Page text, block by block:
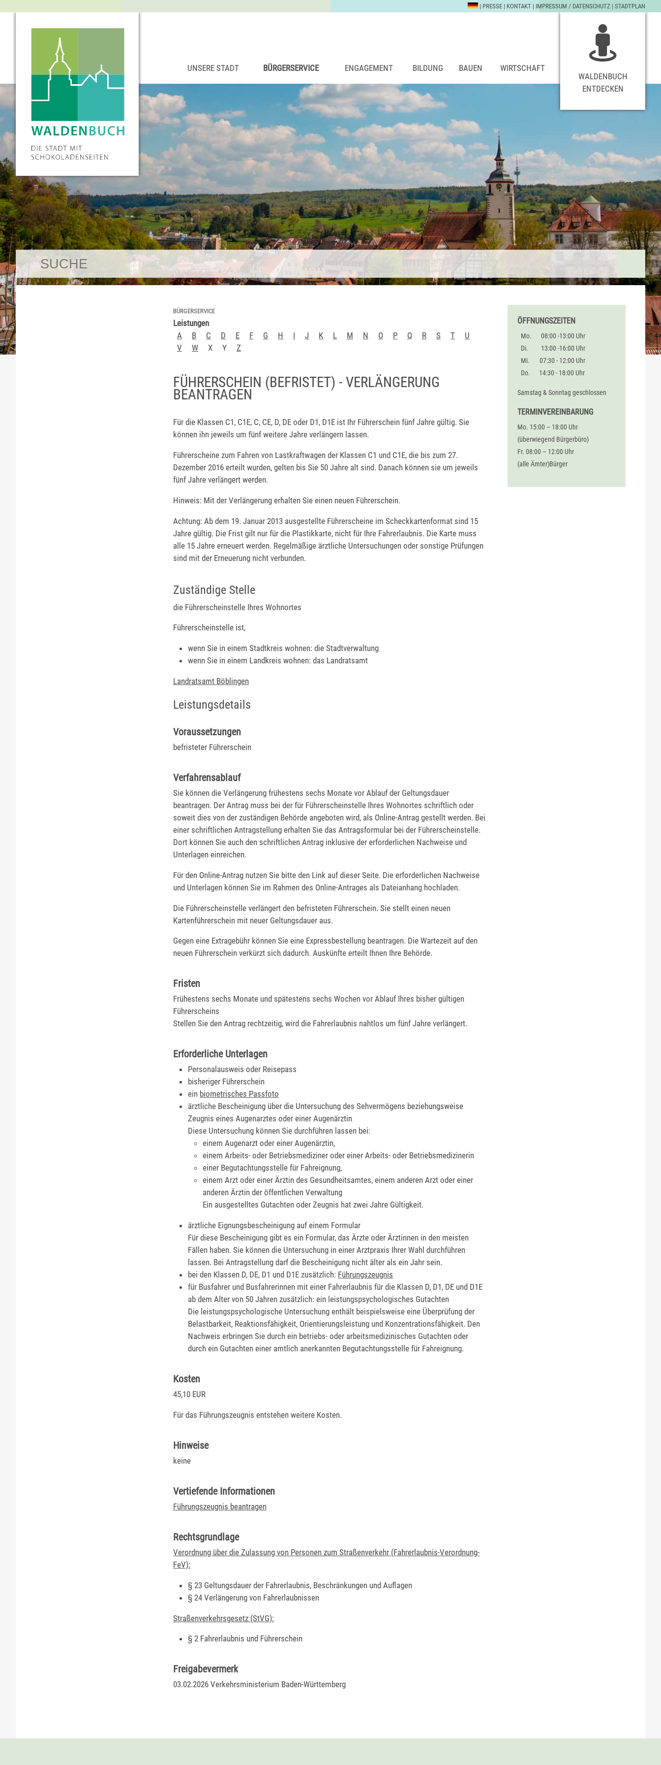
| PRESSE | KONTAKT | IMPRESSUM / DATENSCHUTZ | STADTPLAN
UNSERE STADT BÜRGERSERVICE ENGAGEMENT BILDUNG BAUEN
WIRTSCHAFT
WALDENBUCH
ENTDECKEN
BÜRGERSERVICE
Leistungen
A
B C D E F G H I J K L M N O P Q R S T
U
V
W X Y Z
FÜHRERSCHEIN (BEFRISTET) - VERLÄNGERUNG
BEANTRAGEN
Für die Klassen C1, C1E, C, CE, D, DE oder D1, D1E ist Ihr Führerschein fünf Jahre gültig. Sie
können ihn jeweils um fünf weitere Jahre verlängern lassen.
Führerscheine zum Fahren von Lastkraftwagen der Klassen C1 und C1E, die bis zum 27.
Dezember 2016 erteilt wurden, gelten bis Sie 50 Jahre alt sind. Danach können sie um jeweils
fünf Jahre verlängert werden.
Hinweis: Mit der Verlängerung erhalten Sie einen neuen Führerschein.
Achtung: Ab dem 19. Januar 2013 ausgestellte Führerscheine im Scheckkartenformat sind 15
Jahre gültig. Die Frist gilt nur für die Plastikkarte, nicht für Ihre Fahrerlaubnis. Die Karte muss
alle 15 Jahre erneuert werden. Regelmäßige ärztliche Untersuchungen oder sonstige Prüfungen
sind mit der Erneuerung nicht verbunden.
Zuständige Stelle
die Führerscheinstelle Ihres Wohnortes
Führerscheinstelle ist,
wenn Sie in einem Stadtkreis wohnen: die Stadtverwaltung
wenn Sie in einem Landkreis wohnen: das Landratsamt
Landratsamt Böblingen
Leistungsdetails
Voraussetzungen
befristeter Führerschein
Verfahrensablauf
Sie können die Verlängerung frühestens sechs Monate vor Ablauf der Geltungsdauer
beantragen. Der Antrag muss bei der für Führerscheinstelle Ihres Wohnortes schriftlich oder
soweit dies von der zuständigen Behörde angeboten wird, als Online-Antrag gestellt werden. Bei
einer schriftlichen Antragstellung erhalten Sie das Antragsformular bei der Führerscheinstelle.
Dort können Sie auch den schriftlichen Antrag inklusive der erforderlichen Nachweise und
Unterlagen einreichen.
Für den Online-Antrag nutzen Sie bitte den Link auf dieser Seite. Die erforderlichen Nachweise
und Unterlagen können Sie im Rahmen des Online-Antrages als Dateianhang hochladen.
Die Führerscheinstelle verlängert den befristeten Führerschein. Sie stellt einen neuen
Kartenführerschein mit neuer Geltungsdauer aus.
Gegen eine Extragebühr können Sie eine Expressbestellung beantragen. Die Wartezeit auf den
neuen Führerschein verkürzt sich dadurch. Auskünfte erteilt Ihnen Ihre Behörde.
Fristen
Frühestens sechs Monate und spätestens sechs Wochen vor Ablauf Ihres bisher gültigen
Führerscheins
Stellen Sie den Antrag rechtzeitig, wird die Fahrerlaubnis nahtlos um fünf Jahre verlängert.
Erforderliche Unterlagen
Personalausweis oder Reisepass
bisheriger Führerschein
ein biometrisches Passfoto
ärztliche Bescheinigung über die Untersuchung des Sehvermögens beziehungsweise
Zeugnis eines Augenarztes oder einer Augenärztin
Diese Untersuchung können Sie durchführen lassen bei:
einem Augenarzt oder einer Augenärztin,
einem Arbeits- oder Betriebsmediziner oder einer Arbeits- oder Betriebsmedizinerin
einer Begutachtungsstelle für Fahreignung,
einem Arzt oder einer Ärztin des Gesundheitsamtes, einem anderen Arzt oder einer
anderen Ärztin der öffentlichen Verwaltung
Ein ausgestelltes Gutachten oder Zeugnis hat zwei Jahre Gültigkeit.
ärztliche Eignungsbescheinigung auf einem Formular
Für diese Bescheinigung gibt es ein Formular, das Ärzte oder Ärztinnen in den meisten
Fällen haben. Sie können die Untersuchung in einer Arztpraxis Ihrer Wahl durchführen
lassen. Bei Antragstellung darf die Bescheinigung nicht älter als ein Jahr sein.
bei den Klassen D, DE, D1 und D1E zusätzlich: Führungszeugnis
für Busfahrer und Busfahrerinnen mit einer Fahrerlaubnis für die Klassen D, D1, DE und D1E
ab dem Alter von 50 Jahren zusätzlich: ein leistungspsychologisches Gutachten
Die leistungspsychologische Untersuchung enthält beispielsweise eine Überprüfung der
Belastbarkeit, Reaktionsfähigkeit, Orientierungsleistung und Konzentrationsfähigkeit. Den
Nachweis erbringen Sie durch ein betriebs- oder arbeitsmedizinisches Gutachten oder
durch ein Gutachten einer amtlich anerkannten Begutachtungsstelle für Fahreignung.
Kosten
45,10 EUR
Für das Führungszeugnis entstehen weitere Kosten.
Hinweise
keine
Vertiefende Informationen
Führungszeugnis beantragen
Rechtsgrundlage
Verordnung über die Zulassung von Personen zum Straßenverkehr (Fahrerlaubnis-Verordnung-
FeV):
§ 23 Geltungsdauer der Fahrerlaubnis, Beschränkungen und Auflagen
§ 24 Verlängerung von Fahrerlaubnissen
Straßenverkehrsgesetz (StVG):
§ 2 Fahrerlaubnis und Führerschein
Freigabevermerk
03.02.2026 Verkehrsministerium Baden-Württemberg
ÖFFNUNGSZEITEN
Mo.
08:00 -13:00 Uhr
Di.
13:00 -16:00 Uhr
Mi.
07:30 - 12:00 Uhr
Do.
14:30 - 18:00 Uhr
Samstag & Sonntag geschlossen
TERMINVEREINBARUNG
Mo. 15:00 – 18:00 Uhr
(überwiegend Bürgerbüro)
Fr. 08:00 – 12:00 Uhr
(alle Ämter)Bürger